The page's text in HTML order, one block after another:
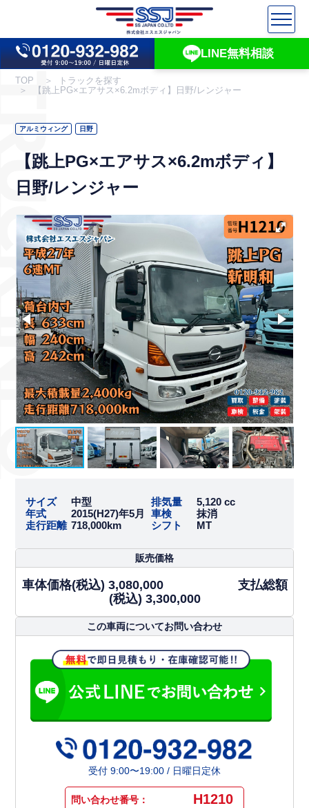
LINE無料相談
TOP
トラックを探す
【跳上PG×エアサス×6.2mボディ】日野/レンジャー
アルミウィング 日野
【跳上PG×エアサス×6.2mボディ】
日野/レンジャー
販売価格
車体価格(税込) 3,080,000 支払総額
(税込) 3,300,000
この車両についてお問い合わせ
受付 9:00〜19:00 / 日曜日定休
問い合わせ番号： H1210
サイズ 中型 排気量
5,120 cc
年式
2015(H27)年5月 車検
抹消
走行距離 718,000km シフト MT